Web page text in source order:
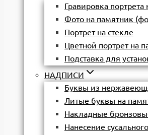
Гравировка портрета
Фото на памятник
Портрет на стекле
Цветной портрет на
Подставка для
НАДПИСИ
Буквы из
Литые буквы на
Накладные
Нанесение